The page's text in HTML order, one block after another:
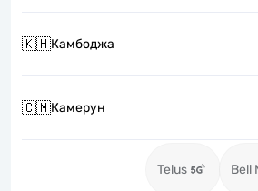
🇰🇭Камбоджа
🇨🇲Камерун
Telus Bell